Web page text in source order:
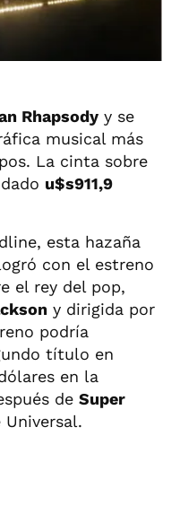
Rhapsody y se
musical más
La cinta sobre
u$s911,9
esta hazaña
con el estreno
el rey del pop,
y dirigida por
podría
título en
en la
de Super